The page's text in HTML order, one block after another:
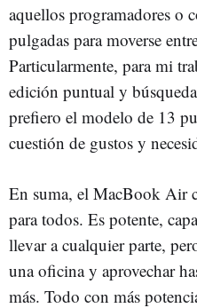
aquellos programadores o
pulgadas para moverse
Particularmente, para mi
edición puntual y
prefiero el modelo de 13
cuestión de gustos y
En suma, el MacBook Air
para todos. Es potente,
llevar a cualquier parte,
una oficina y aprovechar
más. Todo con más